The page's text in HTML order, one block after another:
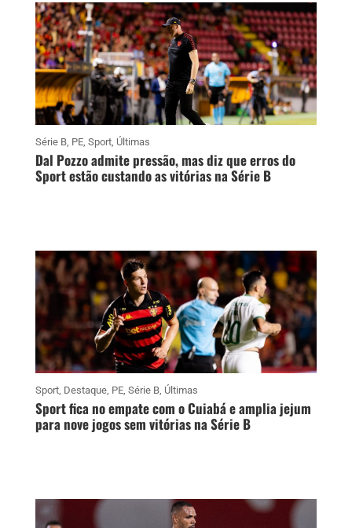
Série B, PE, Sport, Últimas
Dal Pozzo admite pressão, mas diz que erros do
Sport estão custando as vitórias na Série B
Sport, Destaque, PE, Série B, Últimas
Sport fica no empate com o Cuiabá e amplia jejum
para nove jogos sem vitórias na Série B